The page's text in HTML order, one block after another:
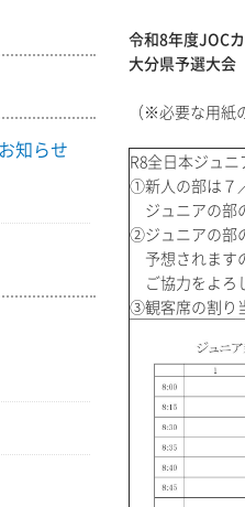
知らせ
令和8年度JOC
大分県予選大会
（※必要な用
R8全日本ジュ
①新人の部は７
ジュニアの部
②ジュニアの部
予想されます
ご協力をよろ
③観客席の割り